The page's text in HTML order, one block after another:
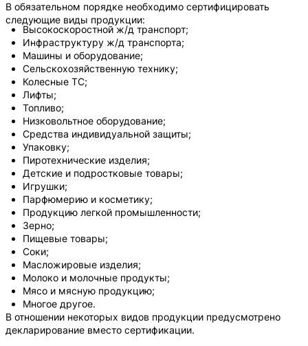
В обязательном порядке необходимо сертифицировать
следующие виды продукции:
Высокоскоростной ж/д транспорт;
Инфраструктуру ж/д транспорта;
Машины и оборудование;
Сельскохозяйственную технику;
Колесные ТС;
Лифты;
Топливо;
Низковольтное оборудование;
Средства индивидуальной защиты;
Упаковку;
Пиротехнические изделия;
Детские и подростковые товары;
Игрушки;
Парфюмерию и косметику;
Продукцию легкой промышленности;
Зерно;
Пищевые товары;
Соки;
Масложировые изделия;
Молоко и молочные продукты;
Мясо и мясную продукцию;
Многое другое.
В отношении некоторых видов продукции предусмотрено
декларирование вместо сертификации.